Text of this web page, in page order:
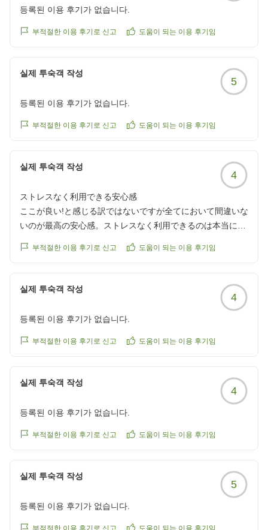
등록된 이용 후기가 없습니다.
부적절한 이용 후기로 신고 도움이 되는 이용 후기임
실제 투숙객 작성
5
등록된 이용 후기가 없습니다.
부적절한 이용 후기로 신고 도움이 되는 이용 후기임
실제 투숙객 작성
4
ストレスなく利用できる安心感
ここが良い!と感じる訳ではないですが全てにおいて間違いな
いのが最高の安心感。ストレスなく利用できるのは本当にあ
クチコミの詳細はこちらから
부적절한 이용 후기로 신고 도움이 되는 이용 후기임
실제 투숙객 작성
4
등록된 이용 후기가 없습니다.
부적절한 이용 후기로 신고 도움이 되는 이용 후기임
실제 투숙객 작성
4
등록된 이용 후기가 없습니다.
부적절한 이용 후기로 신고 도움이 되는 이용 후기임
실제 투숙객 작성
5
등록된 이용 후기가 없습니다.
부적절한 이용 후기로 신고 도움이 되는 이용 후기임